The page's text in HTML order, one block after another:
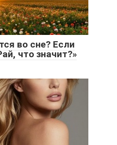
во сне? Если
что значит?»